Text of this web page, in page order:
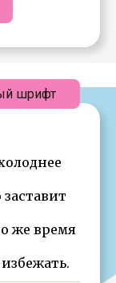
же время
шрифт